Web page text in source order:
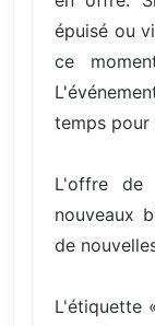
épuisé ou
ce
temps pour
L'offre de
nouveaux
de
L'étiquette